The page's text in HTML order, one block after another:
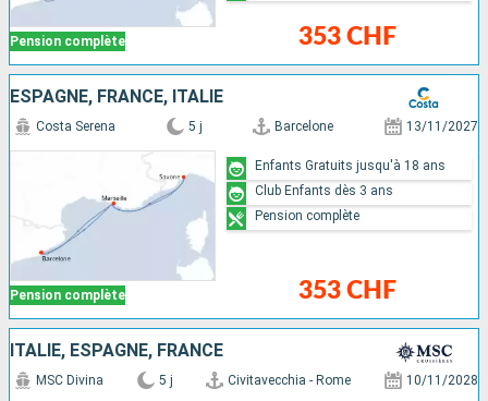
Pension complète 353 CHF
ESPAGNE, FRANCE, ITALIE
Pension complète
Costa Serena 5 j Barcelone 13/11/2027
353 CHF
Enfants Gratuits jusqu'à 18 ans
Club Enfants dès 3 ans
Pension complète
ITALIE, ESPAGNE, FRANCE
MSC Divina 5 j Civitavecchia - Rome 10/11/2028